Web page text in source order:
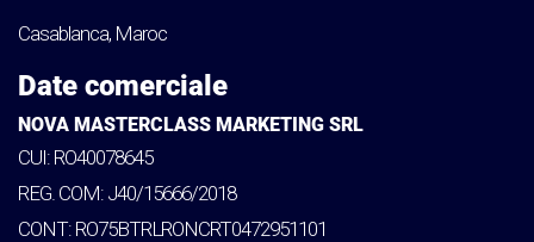
Casablanca, Maroc
Date comerciale
NOVA MASTERCLASS MARKETING SRL
CUI: RO40078645
REG. COM: J40/15666/2018
CONT: RO75BTRLRONCRT0472951101